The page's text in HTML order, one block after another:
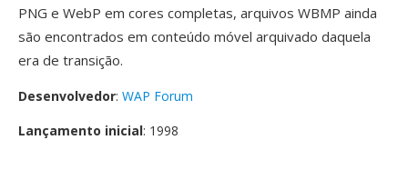
PNG e WebP em cores completas, arquivos WBMP ainda
são encontrados em conteúdo móvel arquivado daquela
era de transição.
Desenvolvedor: WAP Forum
Lançamento inicial: 1998